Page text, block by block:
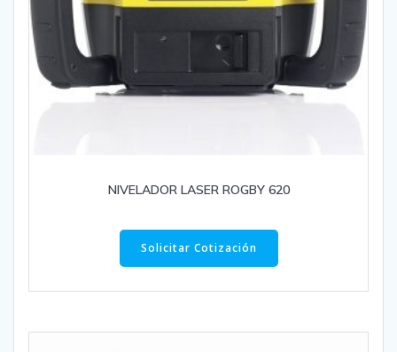
NIVELADOR LASER ROGBY 620
Solicitar Cotización